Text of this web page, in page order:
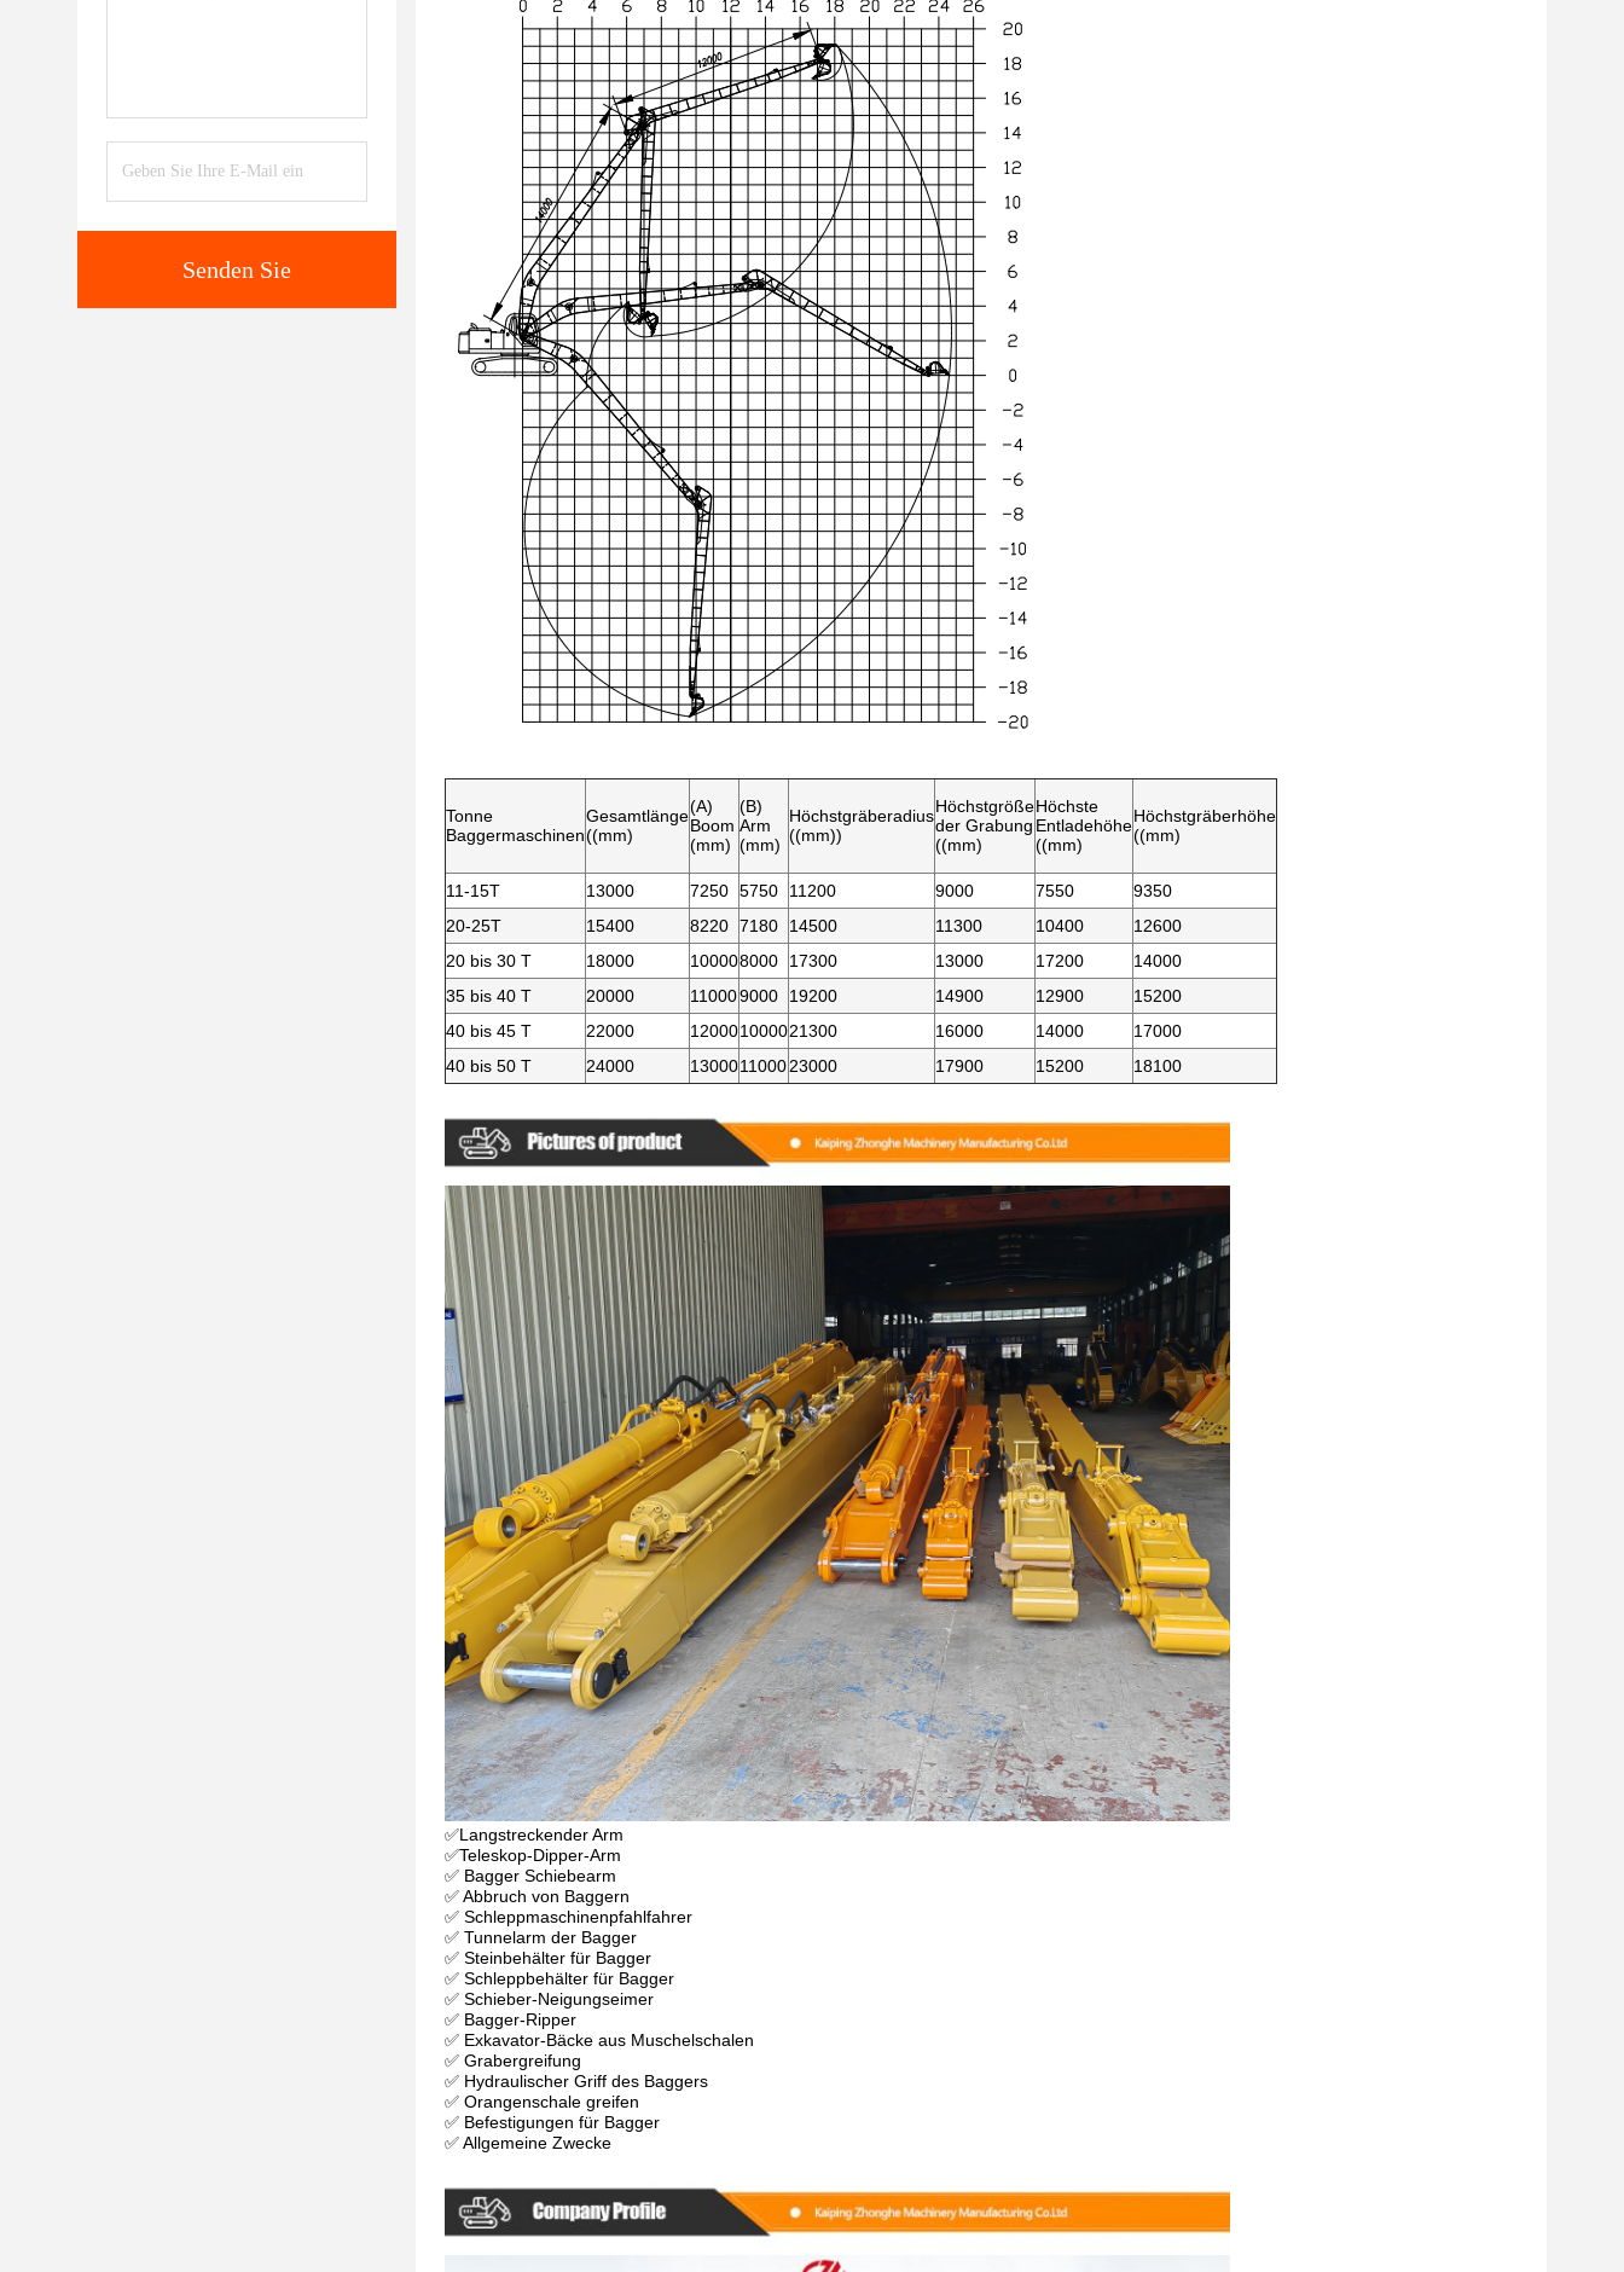
Senden Sie
Tonne
Baggermaschinen
Gesamtlänge
((mm)
(A)
Boom
(mm)
(B)
Arm
(mm)
Höchstgräberadius
((mm))
Höchstgröße
der Grabung
((mm)
Höchste
Entladehöhe
((mm)
Höchstgräberhöhe
((mm)
11-15T 13000 7250 5750 11200 9000 7550
9350
20-25T
15400 8220 7180 14500 11300 10400
12600
20 bis 30 T
18000 100008000 17300 13000 17200
14000
35 bis 40 T
20000 110009000 19200 14900 12900
15200
40 bis 45 T
22000 120001000021300 16000 14000
17000
40 bis 50 T
24000 130001100023000 17900 15200 18100
✅Langstreckender Arm
✅Teleskop-Dipper-Arm
✅ Bagger Schiebearm
✅ Abbruch von Baggern
✅ Schleppmaschinenpfahlfahrer
✅ Tunnelarm der Bagger
✅ Steinbehälter für Bagger
✅ Schleppbehälter für Bagger
✅ Schieber-Neigungseimer
✅ Bagger-Ripper
✅ Exkavator-Bäcke aus Muschelschalen
✅ Grabergreifung
✅ Hydraulischer Griff des Baggers
✅ Orangenschale greifen
✅ Befestigungen für Bagger
✅ Allgemeine Zwecke